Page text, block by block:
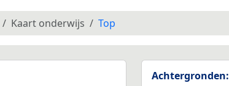
Kaart onderwijs Top
Achtergronden: